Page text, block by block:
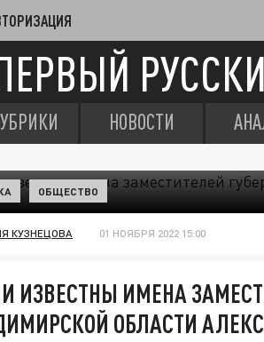
НОВОСТИ
ОБЩЕСТВО
КУЗНЕЦОВА 01 НОЯБРЯ 2022 15:00
ИЗВЕСТНЫ ИМЕНА
ОБЛАСТИ